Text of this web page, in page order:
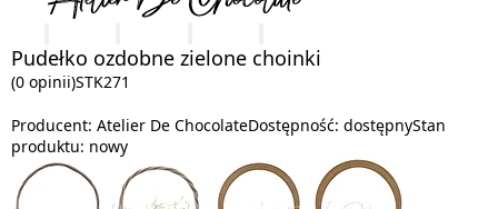
Pudełko ozdobne zielone choinki
(0 opinii)STK271
Producent: Atelier De ChocolateDostępność: dostępnyStan
produktu: nowy